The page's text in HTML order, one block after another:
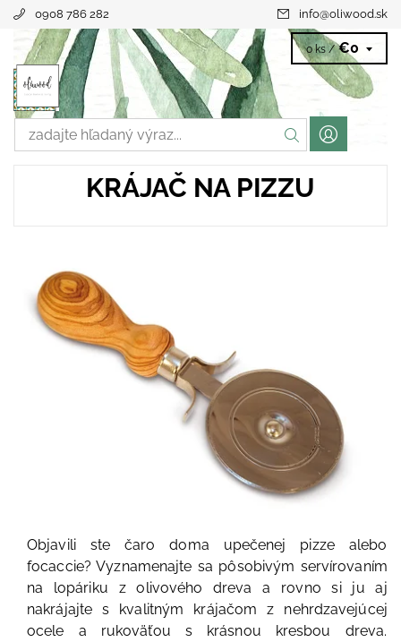
0908 786 282 info@oliwood.sk
0 ks / €0
KRÁJAČ NA PIZZU
Objavili ste čaro doma upečenej pizze alebo
focaccie? Vyznamenajte sa pôsobivým servírovaním
na lopáriku z olivového dreva a rovno si ju aj
nakrájajte s kvalitným krájačom z nehrdzavejúcej
ocele a rukoväťou s krásnou kresbou dreva.